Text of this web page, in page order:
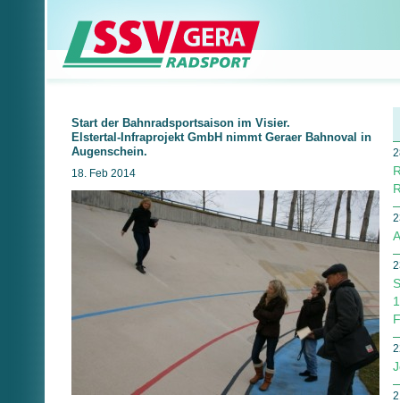
Start der Bahnradsportsaison im Visier.
Elstertal-Infraprojekt GmbH nimmt Geraer Bahnoval in
Augenschein.
18. Feb 2014